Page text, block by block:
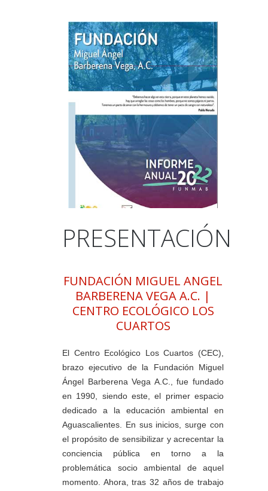
PRESENTACIÓN
FUNDACIÓN MIGUEL ANGEL
BARBERENA VEGA A.C. |
CENTRO ECOLÓGICO LOS
CUARTOS
El Centro Ecológico Los Cuartos (CEC),
brazo ejecutivo de la Fundación Miguel
Ángel Barberena Vega A.C., fue fundado
en 1990, siendo este, el primer espacio
dedicado a la educación ambiental en
Aguascalientes. En sus inicios, surge con
el propósito de sensibilizar y acrecentar la
conciencia pública en torno a la
problemática socio ambiental de aquel
momento. Ahora, tras 32 años de trabajo